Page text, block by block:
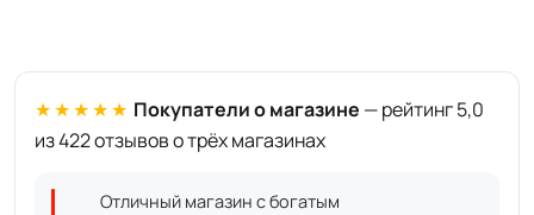
★★★★★ Покупатели о магазине — рейтинг 5,0
из 422 отзывов о трёх магазинах
Отличный магазин с богатым